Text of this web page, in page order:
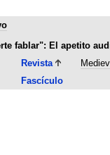
fablar": El apetito
Revista
Fascículo